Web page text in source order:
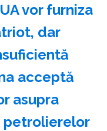
vor furniza
dar
acceptă
asupra
petrolierelor